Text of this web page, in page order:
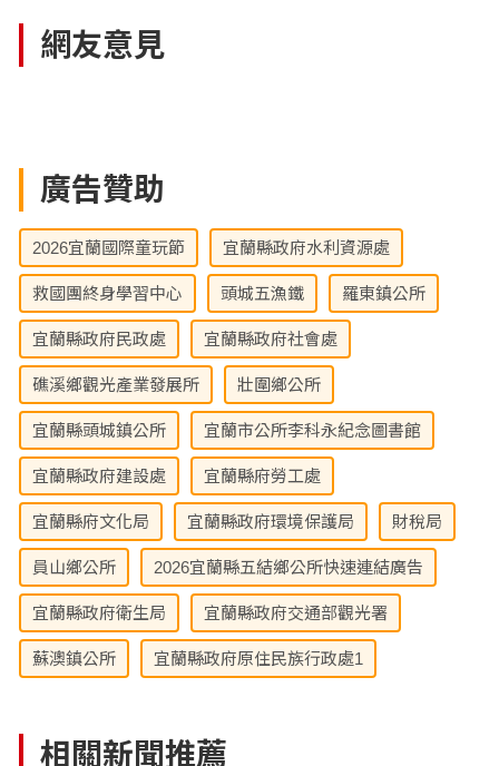
網友意見
廣告贊助
2026宜蘭國際童玩節 宜蘭縣政府水利資源處
救國團終身學習中心 頭城五漁鐵 羅東鎮公所
宜蘭縣政府民政處 宜蘭縣政府社會處
礁溪鄉觀光產業發展所 壯圍鄉公所
宜蘭縣頭城鎮公所 宜蘭市公所李科永紀念圖書館
宜蘭縣政府建設處 宜蘭縣府勞工處
宜蘭縣府文化局 宜蘭縣政府環境保護局 財稅局
員山鄉公所 2026宜蘭縣五結鄉公所快速連結廣告
宜蘭縣政府衛生局 宜蘭縣政府交通部觀光署
蘇澳鎮公所 宜蘭縣政府原住民族行政處1
相關新聞推薦